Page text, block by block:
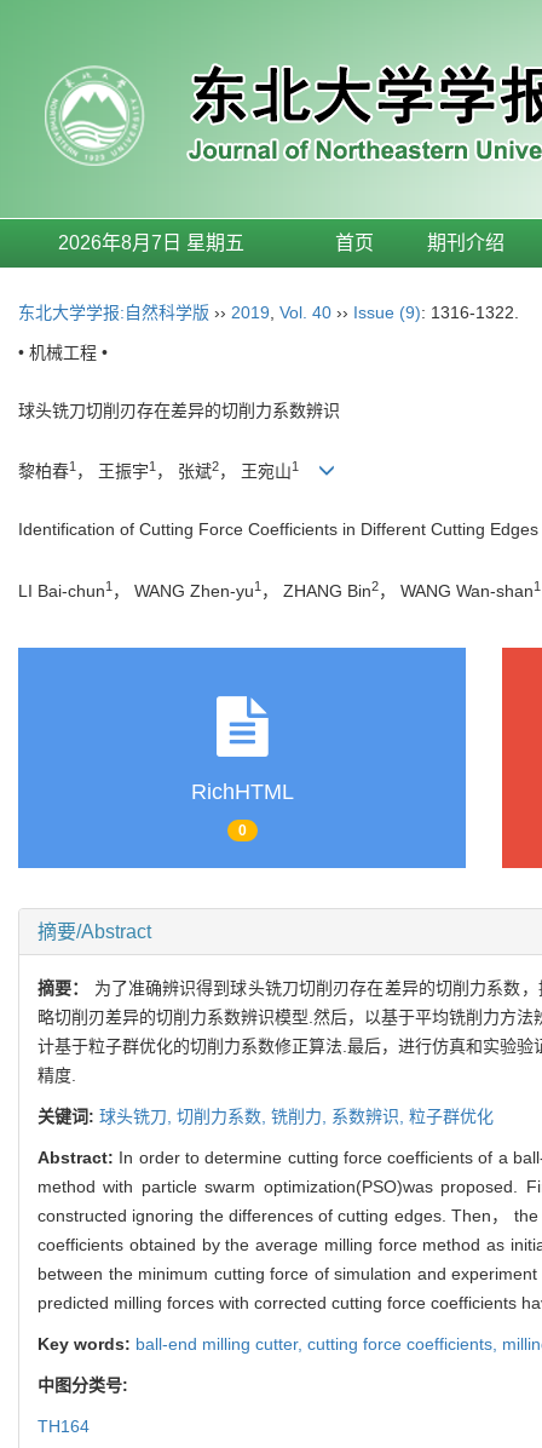
2026年8月7日 星期五 首页 期刊介绍
东北大学学报:自然科学版 ›› 2019 Vol. 40 ›› Issue (9): 1316-1322.
• 机械工程 •
球头铣刀切削刃存在差异的切削力系数辨识
黎柏春1 ， 王振宇1 ， 张斌2， 王宛山1
Identification of Cutting Force Coefficients in Different Cutting
LI Bai-chun1 ， WANG Zhen-yu1 ， ZHANG Bin2， WANG Wan-shan1
RichHTML
0
摘要/Abstract
摘要： 为了准确辨识得到球头铣刀切削刃存在差异的切削力系数
略切削刃差异的切削力系数辨识模型.然后，以基于平均铣削力方
计基于粒子群优化的切削力系数修正算法.最后，进行仿真和实验
精度.
关键词: 球头铣刀, 切削力系数, 铣削力, 系数辨识, 粒子群优化
Abstract: In order to determine cutting force coefficients of a
method with particle swarm optimization(PSO)was
constructed ignoring the differences of cutting edges. Then，
coefficients obtained by the average milling force method as
between the minimum cutting force of simulation and
predicted milling forces with corrected cutting force coefficients
Key words: ball-end milling cutter, cutting force coefficients,
中图分类号:
TH164